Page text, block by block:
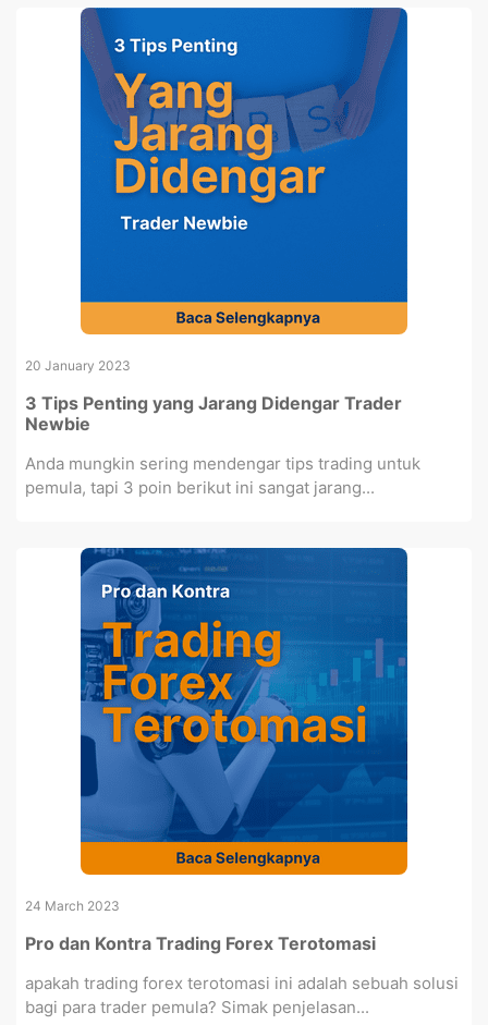
20 January 2023
3 Tips Penting yang Jarang Didengar Trader
Newbie
Anda mungkin sering mendengar tips trading untuk
pemula, tapi 3 poin berikut ini sangat jarang...
24 March 2023
Pro dan Kontra Trading Forex Terotomasi
apakah trading forex terotomasi ini adalah sebuah solusi
bagi para trader pemula? Simak penjelasan...